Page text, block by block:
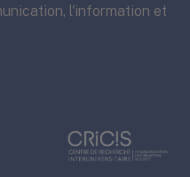
l'information et